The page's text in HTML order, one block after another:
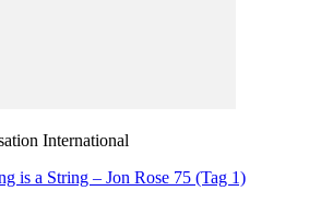
International
is a String – Jon Rose 75 (Tag 1)